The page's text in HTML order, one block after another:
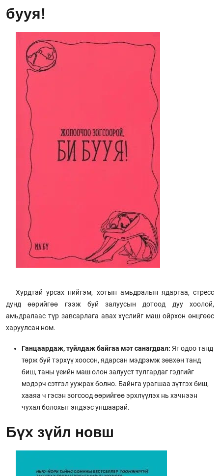
бууя!
Хурдтай урсах нийгэм, хотын амьдралын ядаргаа, стресс
дунд өөрийгөө гээж буй залуусын дотоод дуу хоолой,
амьдралаас түр завсарлага авах хүслийг маш ойрхон өнцгөөс
харуулсан ном.
Ганцаардаж, туйлдаж байгаа мэт санагдвал: Яг одоо танд
төрж буй тэрхүү хоосон, ядарсан мэдрэмж зөвхөн танд
биш, таны үеийн маш олон залууст тулгардаг гэдгийг
мэдэрч сэтгэл уужрах болно. Байнга урагшаа зүтгэх биш,
хааяа ч гэсэн зогсоод өөрийгөө эрхлүүлэх нь хэчнээн
чухал болохыг эндээс уншаарай.
Бүх зүйл новш